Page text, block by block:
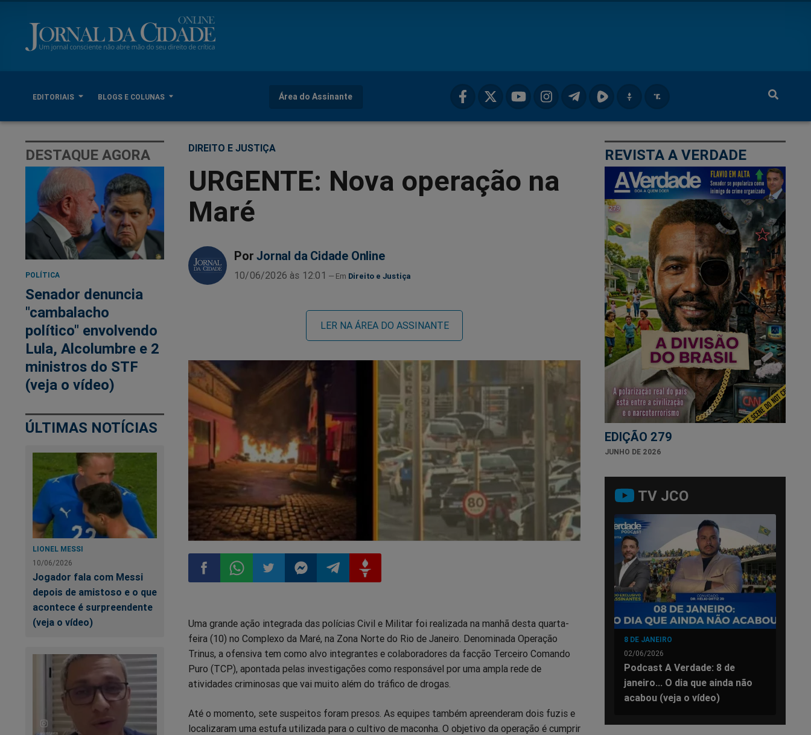
EDITORIAIS BLOGS E COLUNAS Área do Assinante
DESTAQUE AGORA
POLÍTICA
Senador denuncia
"cambalacho
político" envolvendo
Lula, Alcolumbre e 2
ministros do STF
(veja o vídeo)
ÚLTIMAS NOTÍCIAS
LIONEL MESSI
10/06/2026
Jogador fala com Messi
depois de amistoso e o que
acontece é surpreendente
(veja o vídeo)
DIREITO E JUSTIÇA
URGENTE: Nova operação na
Maré
Por Jornal da Cidade Online
10/06/2026 às 12:01 Direito e Justiça
LER NA ÁREA DO ASSINANTE
no
Facebook
no
Whatsapp
no
Twitter
no
Messenger
no
Telegram
no
Gettr
Uma grande ação integrada das polícias Civil e Militar foi realizada na manhã desta quarta-
feira (10) no Complexo da Maré, na Zona Norte do Rio de Janeiro. Denominada Operação
Trinus, a ofensiva tem como alvo integrantes e colaboradores da facção Terceiro Comando
Puro (TCP), apontada pelas investigações como responsável por uma ampla rede de
atividades criminosas que vai muito além do tráfico de drogas.
Até o momento, sete suspeitos foram presos. As equipes também apreenderam dois fuzis e
localizaram uma estufa utilizada para o cultivo de maconha. O objetivo da operação é cumprir
REVISTA A VERDADE
EDIÇÃO 279
JUNHO DE 2026
TV JCO
8 DE JANEIRO
02/06/2026
Podcast A Verdade: 8 de
janeiro... O dia que ainda não
acabou (veja o vídeo)